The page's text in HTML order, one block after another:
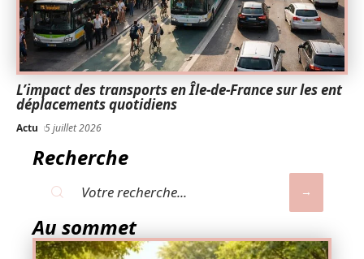
L’impact des transports en Île-de-France sur les ent
déplacements quotidiens
Actu 5 juillet 2026
Recherche
Au sommet